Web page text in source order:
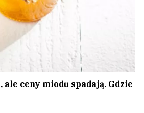
ale ceny miodu spadają. Gdzie